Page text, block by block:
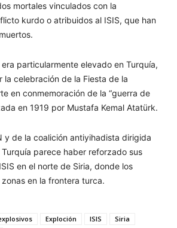
mortales vinculados con la
kurdo o atribuidos al ISIS, que han
particularmente elevado en Turquía,
la celebración de la Fiesta de la
en conmemoración de la “guerra de
en 1919 por Mustafa Kemal Atatürk.
y de la coalición antiyihadista dirigida
parece haber reforzado sus
en el norte de Siria, donde los
en la frontera turca.
Exploción ISIS
Siria